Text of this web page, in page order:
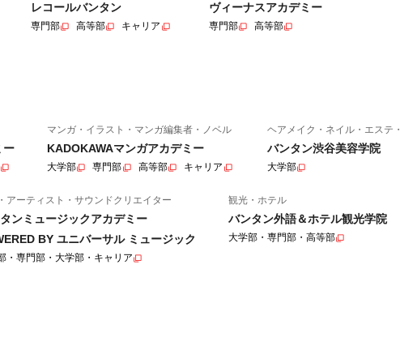
レコールバンタン
専門部 高等部 キャリア
ヴィーナスアカデミー
専門部 高等部
ー
マンガ・イラスト・マンガ編集者・ノベル
KADOKAWAマンガアカデミー
大学部 専門部 高等部 キャリア
ヘアメイク・ネイル・エステ
バンタン渋谷美容学院
大学部
アーティスト・サウンドクリエイター
ンミュージックアカデミー
BY ユニバーサル ミュージック
・専門部・大学部・キャリア
観光・ホテル
バンタン外語＆ホテル観光学院
大学部・専門部・高等部